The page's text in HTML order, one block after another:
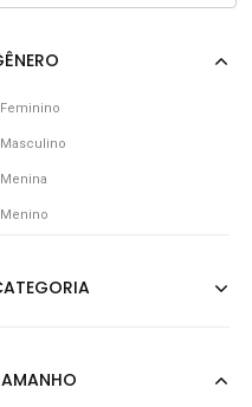
Feminino
Masculino
Menina
Menino